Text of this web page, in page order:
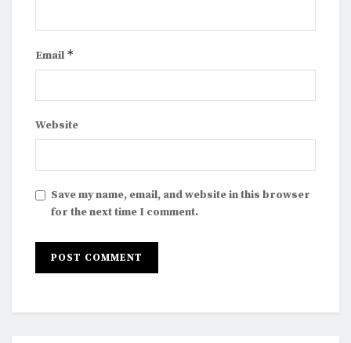
Email *
Website
Save my name, email, and website in this browser
for the next time I comment.